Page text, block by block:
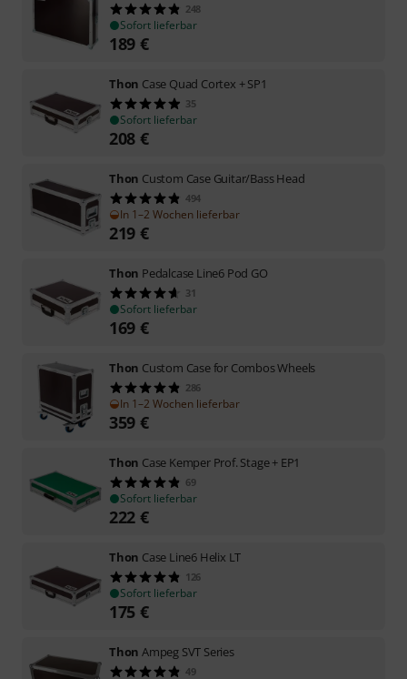
248
Sofort lieferbar
189 €
Thon Case Quad Cortex + SP1
35
Sofort lieferbar
208 €
Thon Custom Case Guitar/Bass Head
494
In 1–2 Wochen lieferbar
219 €
Thon Pedalcase Line6 Pod GO
31
Sofort lieferbar
169 €
Thon Custom Case for Combos Wheels
286
In 1–2 Wochen lieferbar
359 €
Thon Case Kemper Prof. Stage + EP1
69
Sofort lieferbar
222 €
Thon Case Line6 Helix LT
126
Sofort lieferbar
175 €
Thon Ampeg SVT Series
49